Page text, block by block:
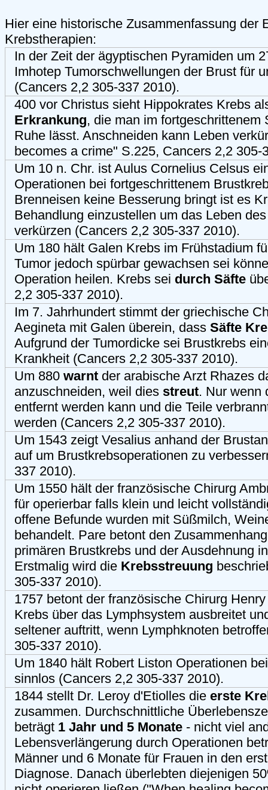
Hier eine historische Zusammenfassung der
Krebstherapien:
In der Zeit der ägyptischen Pyramiden um
Imhotep Tumorschwellungen der Brust für
(Cancers 2,2 305-337 2010).
400 vor Christus sieht Hippokrates Krebs
Erkrankung, die man im fortgeschrittenem
Ruhe lässt. Anschneiden kann Leben
becomes a crime" S.225, Cancers 2,2 305-
Um 10 n. Chr. ist Aulus Cornelius Celsus
Operationen bei fortgeschrittenem
Brenneisen keine Besserung bringt ist es
Behandlung einzustellen um das Leben
verkürzen (Cancers 2,2 305-337 2010).
Um 180 hält Galen Krebs im Frühstadium
Tumor jedoch spürbar gewachsen sei
Operation heilen. Krebs sei durch Säfte
2,2 305-337 2010).
Im 7. Jahrhundert stimmt der griechische
Aegineta mit Galen überein, dass Säfte
Aufgrund der Tumordicke sei Brustkrebs
Krankheit (Cancers 2,2 305-337 2010).
Um 880 warnt der arabische Arzt Rhazes
anzuschneiden, weil dies streut. Nur wenn
entfernt werden kann und die Teile
werden (Cancers 2,2 305-337 2010).
Um 1543 zeigt Vesalius anhand der
auf um Brustkrebsoperationen zu
337 2010).
Um 1550 hält der französische Chirurg
für operierbar falls klein und leicht
offene Befunde wurden mit Süßmilch,
behandelt. Pare betont den
primären Brustkrebs und der Ausdehnung
Erstmalig wird die Krebsstreuung
305-337 2010).
1757 betont der französische Chirurg
Krebs über das Lymphsystem ausbreitet
seltener auftritt, wenn Lymphknoten
305-337 2010).
Um 1840 hält Robert Liston Operationen
sinnlos (Cancers 2,2 305-337 2010).
1844 stellt Dr. Leroy d'Etiolles die erste
zusammen. Durchschnittliche
beträgt 1 Jahr und 5 Monate - nicht viel
Lebensverlängerung durch Operationen
Männer und 6 Monate für Frauen in den
Diagnose. Danach überlebten diejenigen